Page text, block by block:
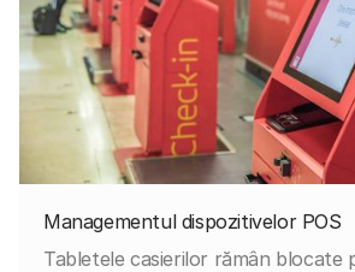
Managementul dispozitivelor POS
Tabletele casierilor rămân blocate